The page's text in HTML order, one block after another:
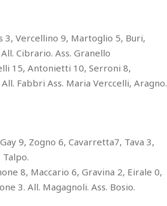
3, Vercellino 9, Martoglio 5, Buri,
Cibrario. Ass. Granello
15, Antonietti 10, Serroni 8,
Fabbri Ass. Maria Verccelli, Aragno.
9, Zogno 6, Cavarretta7, Tava 3,
Talpo.
8, Maccario 6, Gravina 2, Eirale 0,
3. All. Magagnoli. Ass. Bosio.